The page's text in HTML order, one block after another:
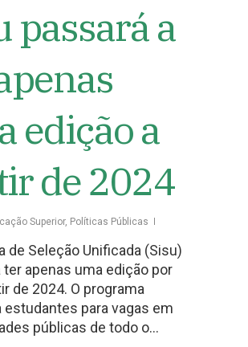
passará a
edição a
de 2024
Superior, Políticas Públicas
de Seleção Unificada (Sisu)
ter apenas uma edição por
de 2024. O programa
estudantes para vagas em
públicas de todo o…